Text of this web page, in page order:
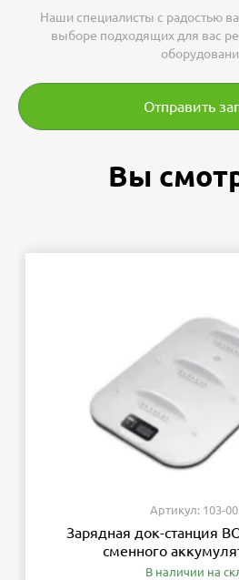
Наши специалисты с радостью
выборе подходящих для вас
Отправить
Вы
Артикул: 103-
Зарядная док-станция
сменного
В наличии на